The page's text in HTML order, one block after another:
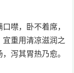
噤，卧不着席，
重用清凉滋润之
泻其胃热乃愈。